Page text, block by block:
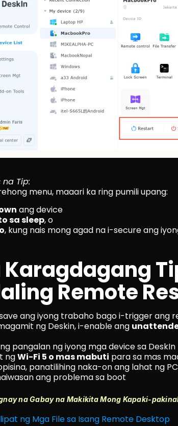
Tip:
menu, maaari ka ring pumili upang:
ang device
sa sleep, o
, kung nais mong agad na i-secure ang
Karagdagang
Remote
ang iyong trabaho bago i-trigger ang
ng Deskin, i-enable ang
pangalan ng iyong mga device sa
ng Wi-Fi 5 o mas mabuti para sa mas
panatilihing naka-on ang lahat ng
ang problema sa boot
na Gabay na Makikita Mong Kapaki-
ng Mga File sa Isang Remote Desktop